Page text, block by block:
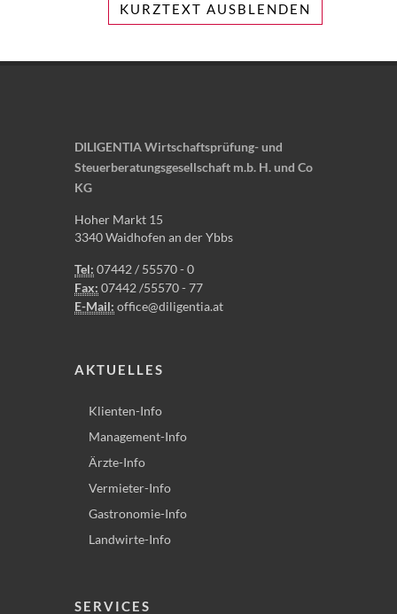
KURZTEXT AUSBLENDEN
DILIGENTIA Wirtschaftsprüfung- und
Steuerberatungsgesellschaft m.b. H. und Co
KG
Hoher Markt 15
3340 Waidhofen an der Ybbs
Tel: 07442 / 55570 - 0
Fax: 07442 /55570 - 77
E-Mail: office@diligentia.at
AKTUELLES
Klienten-Info
Management-Info
Ärzte-Info
Vermieter-Info
Gastronomie-Info
Landwirte-Info
SERVICES